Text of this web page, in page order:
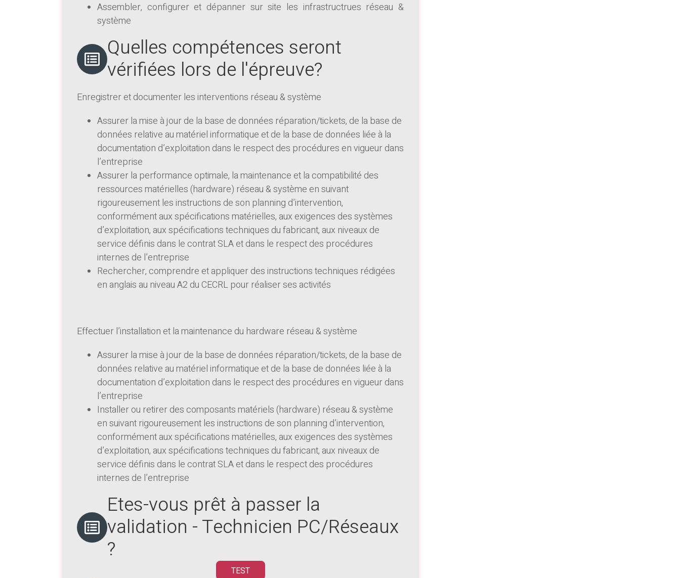
Assembler, configurer et dépanner sur site les infrastructrues réseau &
système
Quelles compétences seront
vérifiées lors de l'épreuve?
Enregistrer et documenter les interventions réseau & système
Assurer la mise à jour de la base de données réparation/tickets, de la base de
données relative au matériel informatique et de la base de données liée à la
documentation d’exploitation dans le respect des procédures en vigueur dans
l’entreprise
Assurer la performance optimale, la maintenance et la compatibilité des
ressources matérielles (hardware) réseau & système en suivant
rigoureusement les instructions de son planning d’intervention,
conformément aux spécifications matérielles, aux exigences des systèmes
d’exploitation, aux spécifications techniques du fabricant, aux niveaux de
service définis dans le contrat SLA et dans le respect des procédures
internes de l’entreprise
Rechercher, comprendre et appliquer des instructions techniques rédigées
en anglais au niveau A2 du CECRL pour réaliser ses activités
Effectuer l’installation et la maintenance du hardware réseau & système
Assurer la mise à jour de la base de données réparation/tickets, de la base de
données relative au matériel informatique et de la base de données liée à la
documentation d’exploitation dans le respect des procédures en vigueur dans
l’entreprise
Installer ou retirer des composants matériels (hardware) réseau & système
en suivant rigoureusement les instructions de son planning d’intervention,
conformément aux spécifications matérielles, aux exigences des systèmes
d’exploitation, aux spécifications techniques du fabricant, aux niveaux de
service définis dans le contrat SLA et dans le respect des procédures
internes de l’entreprise
Etes-vous prêt à passer la
validation - Technicien PC/Réseaux
?
TEST